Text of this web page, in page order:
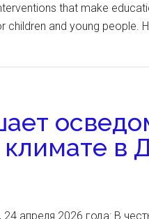
that make
children and young people.
в
апреля 2026 года: В